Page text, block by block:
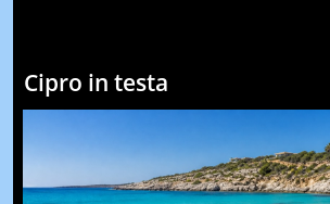
Cipro in testa